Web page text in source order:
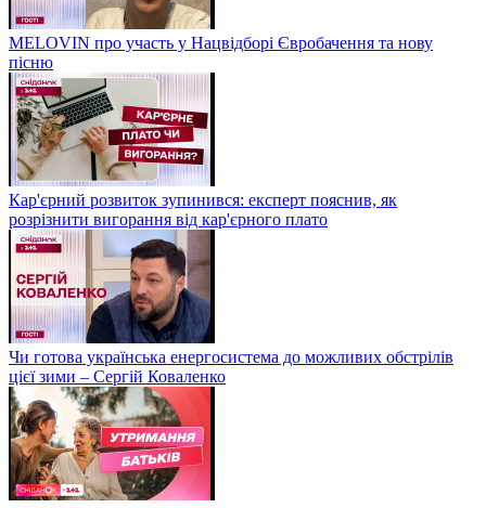
MELOVIN про участь у Нацвідборі Євробачення та нову
пісню
Кар'єрний розвиток зупинився: експерт пояснив, як
розрізнити вигорання від кар'єрного плато
Чи готова українська енергосистема до можливих обстрілів
цієї зими – Сергій Коваленко